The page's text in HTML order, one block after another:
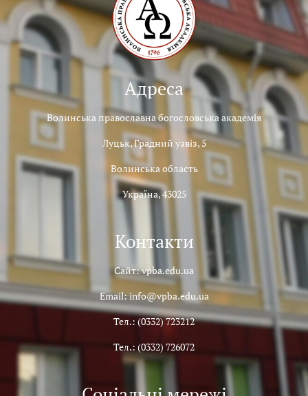
Адреса
Волинська православна богословська академія
Луцьк, Градний узвіз, 5
Волинська область
Україна, 43025
Контакти
Сайт: vpba.edu.ua
Email: info@vpba.edu.ua
Тел.: (0332) 723212
Тел.: (0332) 726072